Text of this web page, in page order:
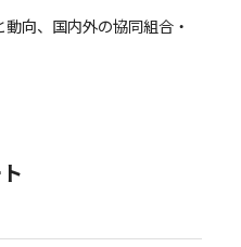
向、国内外の協同組合・